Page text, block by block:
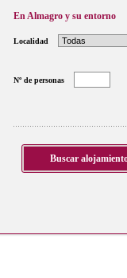
En Almagro y su entorno
Localidad
Nº de personas